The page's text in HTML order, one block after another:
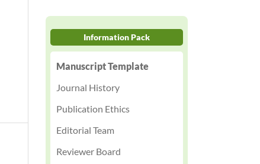
Information Pack
Manuscript Template
Journal History
Publication Ethics
Editorial Team
Reviewer Board